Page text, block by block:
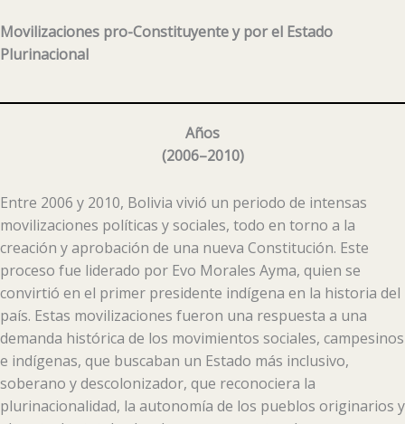
Movilizaciones pro-Constituyente y por el Estado
Plurinacional
Años
(2006–2010)
Entre 2006 y 2010, Bolivia vivió un periodo de intensas
movilizaciones políticas y sociales, todo en torno a la
creación y aprobación de una nueva Constitución. Este
proceso fue liderado por Evo Morales Ayma, quien se
convirtió en el primer presidente indígena en la historia del
país. Estas movilizaciones fueron una respuesta a una
demanda histórica de los movimientos sociales, campesinos
e indígenas, que buscaban un Estado más inclusivo,
soberano y descolonizador, que reconociera la
plurinacionalidad, la autonomía de los pueblos originarios y